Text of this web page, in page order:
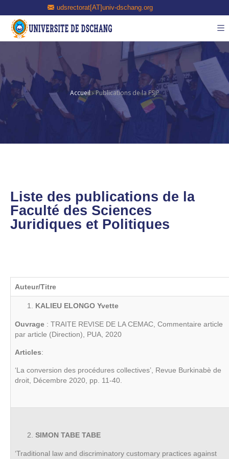
udsrectorat[AT]univ-dschang.org
Accueil›Publications de la FSJP
Liste des publications de la
Faculté des Sciences
Juridiques et Politiques
Auteur/Titre
KALIEU ELONGO Yvette
Ouvrage : TRAITE REVISE DE LA CEMAC, Commentaire article
par article (Direction), PUA, 2020
Articles:
‘La conversion des procédures collectives’, Revue Burkinabè de
droit, Décembre 2020, pp. 11-40.
SIMON TABE TABE
‘Traditional law and discriminatory customary practices against